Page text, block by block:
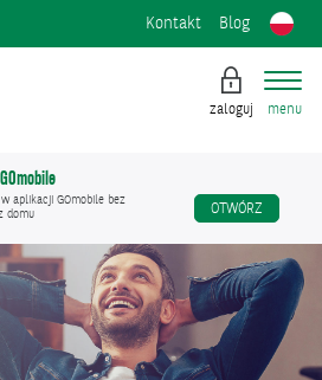
Kontakt Blog
zaloguj menu
aplikacji GOmobile bez
domu
OTWÓRZ